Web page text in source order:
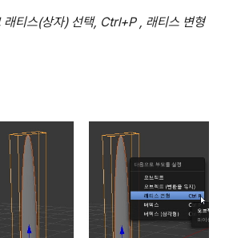
티스(상자) 선택, Ctrl+P , 래티스 변형